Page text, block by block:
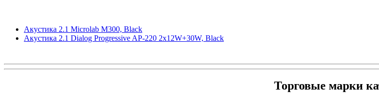
Акустика 2.1 Microlab M300, Black
Акустика 2.1 Dialog Progressive AP-220 2x12W+30W, Black
Торговые марки